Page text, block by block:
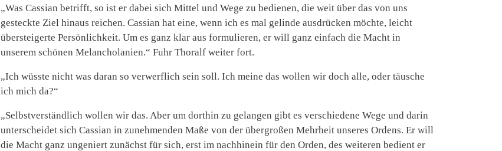
„Was Cassian betrifft, so ist er dabei sich Mittel und Wege zu bedienen, die weit über das von uns
gesteckte Ziel hinaus reichen. Cassian hat eine, wenn ich es mal gelinde ausdrücken möchte, leicht
übersteigerte Persönlichkeit. Um es ganz klar aus formulieren, er will ganz einfach die Macht in
unserem schönen Melancholanien.“ Fuhr Thoralf weiter fort.
„Ich wüsste nicht was daran so verwerflich sein soll. Ich meine das wollen wir doch alle, oder täusche
ich mich da?“
„Selbstverständlich wollen wir das. Aber um dorthin zu gelangen gibt es verschiedene Wege und darin
unterscheidet sich Cassian in zunehmenden Maße von der übergroßen Mehrheit unseres Ordens. Er will
die Macht ganz ungeniert zunächst für sich, erst im nachhinein für den Orden, des weiteren bedient er